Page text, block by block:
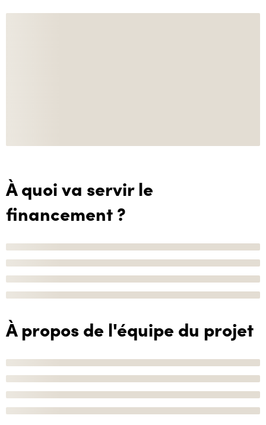
À quoi va servir le
financement ?
À propos de l'équipe du projet